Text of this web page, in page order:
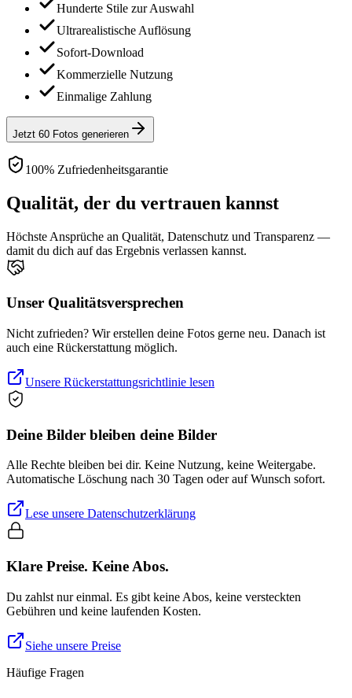
Hunderte Stile zur Auswahl
Ultrarealistische Auflösung
Sofort-Download
Kommerzielle Nutzung
Einmalige Zahlung
Jetzt 60 Fotos generieren
100% Zufriedenheitsgarantie
Qualität, der du vertrauen kannst
Höchste Ansprüche an Qualität, Datenschutz und Transparenz —
damit du dich auf das Ergebnis verlassen kannst.
Unser Qualitätsversprechen
Nicht zufrieden? Wir erstellen deine Fotos gerne neu. Danach ist
auch eine Rückerstattung möglich.
Unsere Rückerstattungsrichtlinie lesen
Deine Bilder bleiben deine Bilder
Alle Rechte bleiben bei dir. Keine Nutzung, keine Weitergabe.
Automatische Löschung nach 30 Tagen oder auf Wunsch sofort.
Lese unsere Datenschutzerklärung
Klare Preise. Keine Abos.
Du zahlst nur einmal. Es gibt keine Abos, keine versteckten
Gebühren und keine laufenden Kosten.
Siehe unsere Preise
Häufige Fragen